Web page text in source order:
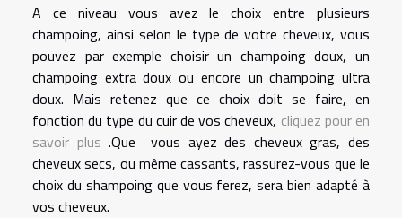
A ce niveau vous avez le choix entre plusieurs
champoing, ainsi selon le type de votre cheveux, vous
pouvez par exemple choisir un champoing doux, un
champoing extra doux ou encore un champoing ultra
doux. Mais retenez que ce choix doit se faire, en
fonction du type du cuir de vos cheveux, cliquez pour en
savoir plus .Que vous ayez des cheveux gras, des
cheveux secs, ou même cassants, rassurez-vous que le
choix du shampoing que vous ferez, sera bien adapté à
vos cheveux.